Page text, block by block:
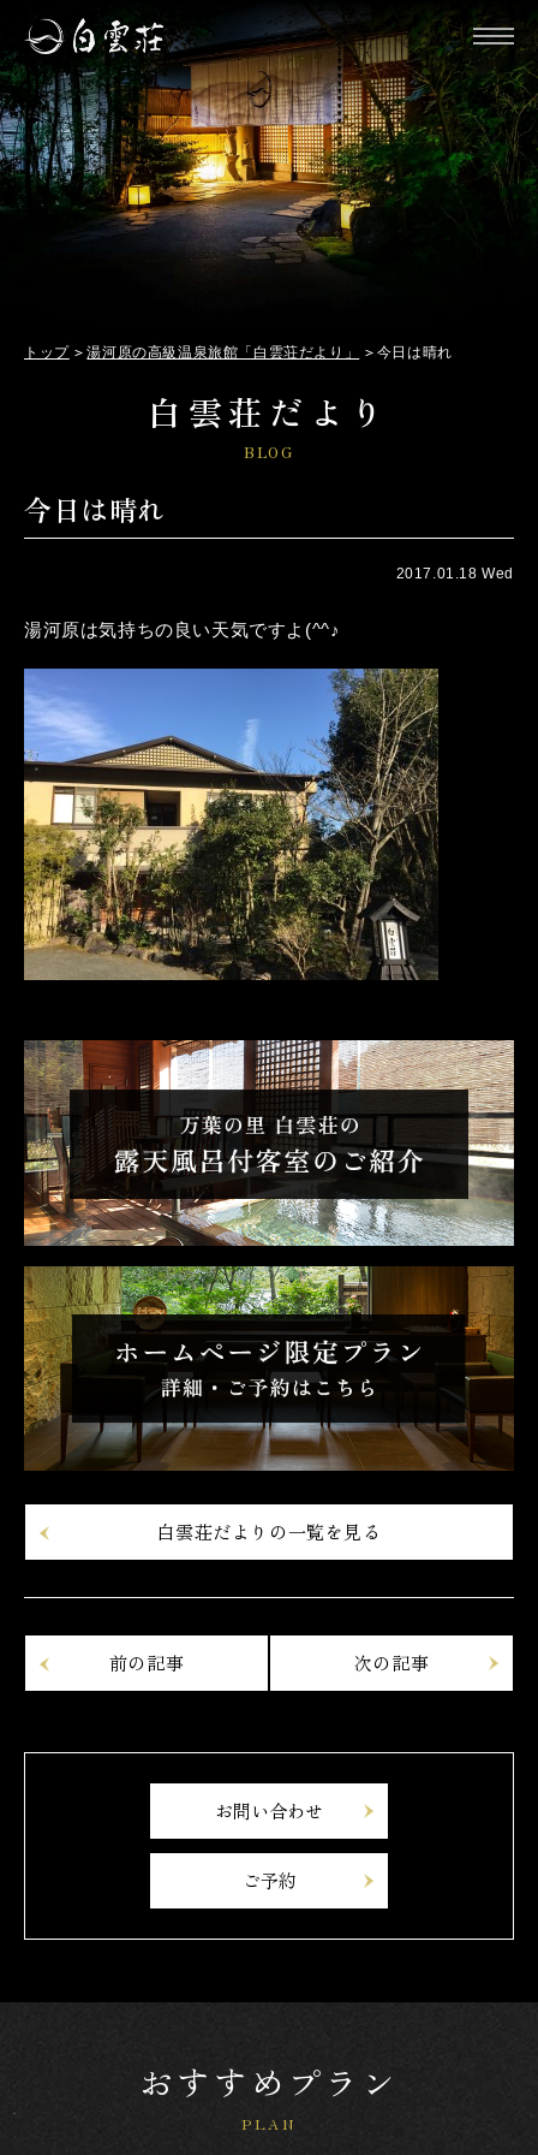
トップ 湯河原の高級温泉旅館「白雲荘だより」 今日は晴れ
白雲荘だより
BLOG
今日は晴れ
2017.01.18 Wed
湯河原は気持ちの良い天気ですよ(^^♪
白雲荘だよりの一覧を見る
お問い合わせ
ご予約
おすすめプラン
PLAN